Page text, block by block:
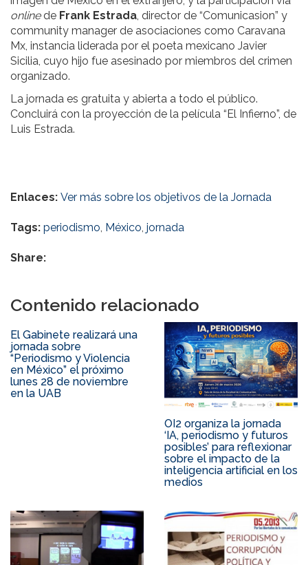
onlinede Frank Estrada, director de “Comunicasion” y
community manager de asociaciones como Caravana
Mx, instancia liderada por el poeta mexicano Javier
Sicilia, cuyo hijo fue asesinado por miembros del crimen
organizado.
La jornada es gratuita y abierta a todo el público.
Concluirá con la proyección de la película “El Infierno”, de
Luis Estrada.
Enlaces: Ver más sobre los objetivos de la Jornada
Tags: periodismo, México, jornada
Share:
Contenido relacionado
El Gabinete realizará una
jornada sobre
“Periodismo y Violencia
en México” el próximo
lunes 28 de noviembre
en la UAB
OI2 organiza la jornada
‘IA, periodismo y futuros
posibles’ para reflexionar
sobre el impacto de la
inteligencia artificial en los
medios